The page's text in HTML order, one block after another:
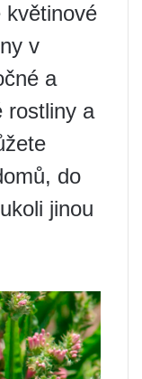
květinové
v
a
rostliny a
do
jinou